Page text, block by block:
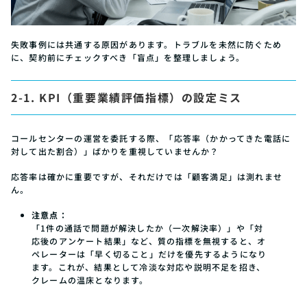
失敗事例には共通する原因があります。トラブルを未然に防ぐため
に、契約前にチェックすべき「盲点」を整理しましょう。
2-1. KPI（重要業績評価指標）の設定ミス
コールセンターの運営を委託する際、「応答率（かかってきた電話に
対して出た割合）」ばかりを重視していませんか？
応答率は確かに重要ですが、それだけでは「顧客満足」は測れませ
ん。
注意点：
「1件の通話で問題が解決したか（一次解決率）」や「対
応後のアンケート結果」など、質の指標を無視すると、オ
ペレーターは「早く切ること」だけを優先するようになり
ます。これが、結果として冷淡な対応や説明不足を招き、
クレームの温床となります。